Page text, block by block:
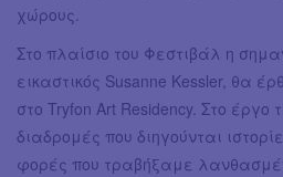
χώρους.
Στο πλαίσιο του Φεστιβάλ η
εικαστικός Susanne Kessler, θα
στο Tryfon Art Residency. Στο
διαδρομές που διηγούνται
φορές που τραβήξαμε